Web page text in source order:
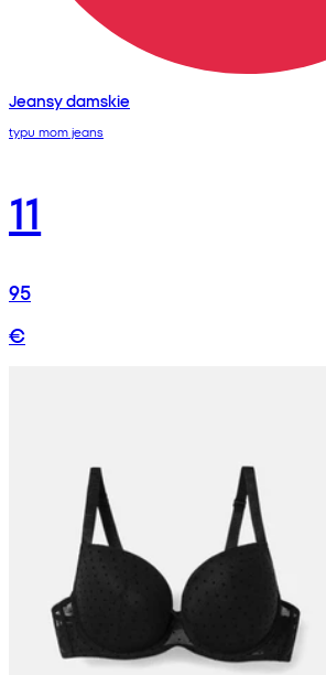
Jeansy damskie
typu mom jeans
11
95
€